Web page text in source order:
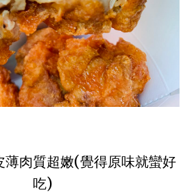
薄肉質超嫩(覺得原味就蠻好
吃)